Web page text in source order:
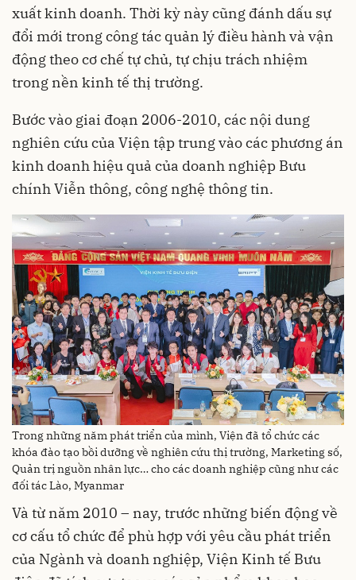
xuất kinh doanh. Thời kỳ này cũng đánh dấu sự
đổi mới trong công tác quản lý điều hành và vận
động theo cơ chế tự chủ, tự chịu trách nhiệm
trong nền kinh tế thị trường.
Bước vào giai đoạn 2006-2010, các nội dung
nghiên cứu của Viện tập trung vào các phương án
kinh doanh hiệu quả của doanh nghiệp Bưu
chính Viễn thông, công nghệ thông tin.
Trong những năm phát triển của mình, Viện đã tổ chức các
khóa đào tạo bồi dưỡng về nghiên cứu thị trường, Marketing số,
Quản trị nguồn nhân lực… cho các doanh nghiệp cũng như các
đối tác Lào, Myanmar
Và từ năm 2010 – nay, trước những biến động về
cơ cấu tổ chức để phù hợp với yêu cầu phát triển
của Ngành và doanh nghiệp, Viện Kinh tế Bưu